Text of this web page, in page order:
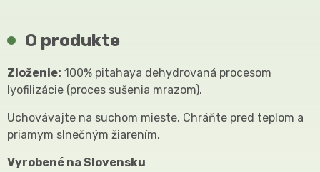
O produkte
Zloženie: 100% pitahaya dehydrovaná procesom
lyofilizácie (proces sušenia mrazom).
Uchovávajte na suchom mieste. Chráňte pred teplom a
priamym slnečným žiarením.
Vyrobené na Slovensku